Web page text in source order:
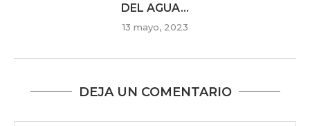
DEL AGUA...
13 mayo, 2023
DEJA UN COMENTARIO